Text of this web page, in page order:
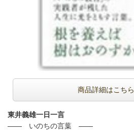
商品詳細はこちら
東井義雄一日一言
—— いのちの言葉 ——